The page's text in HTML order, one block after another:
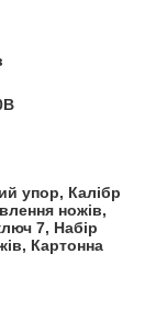
упор, Калібр
ножів,
7, Набір
Картонна